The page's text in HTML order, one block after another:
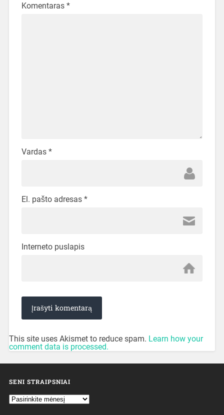
Komentaras *
Vardas *
El. pašto adresas *
Interneto puslapis
This site uses Akismet to reduce spam. Learn how your
comment data is processed.
SENI STRAIPSNIAI